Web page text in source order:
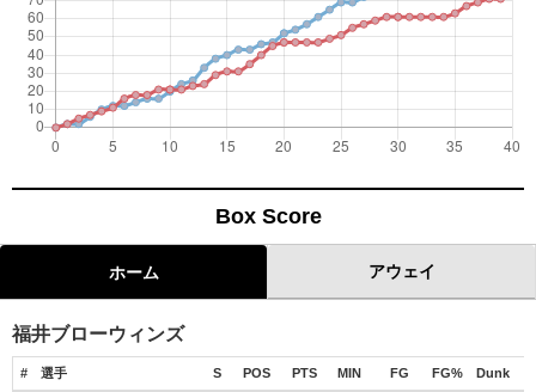
Box Score
ホーム アウェイ
福井ブローウィンズ
# 選手 S POS PTS MIN FG FG% Dunk